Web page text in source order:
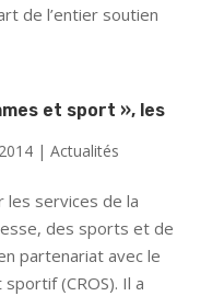
de l’entier soutien
et sport », les
| Actualités
les services de la
des sports et de
partenariat avec le
(CROS). Il a